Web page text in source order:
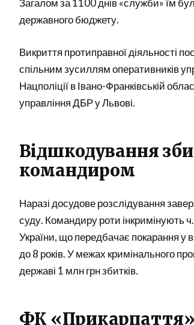
Загалом за 1100 днів «служби» їм
державного бюджету.
Викриття протиправної діяльності
спільним зусиллям оперативників
Нацполіції в Івано-Франківській
управління ДБР у Львові.
Відшкодування
командиром
Наразі досудове розслідування
суду. Командиру роти інкримінують
України, що передбачає покарання у
до 8 років. У межах кримінального
державі 1 млн грн збитків.
ФК «Прикарпаття»